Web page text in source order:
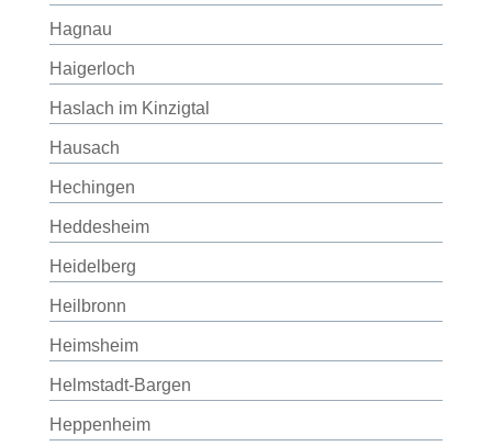
Hagnau
Haigerloch
Haslach im Kinzigtal
Hausach
Hechingen
Heddesheim
Heidelberg
Heilbronn
Heimsheim
Helmstadt-Bargen
Heppenheim